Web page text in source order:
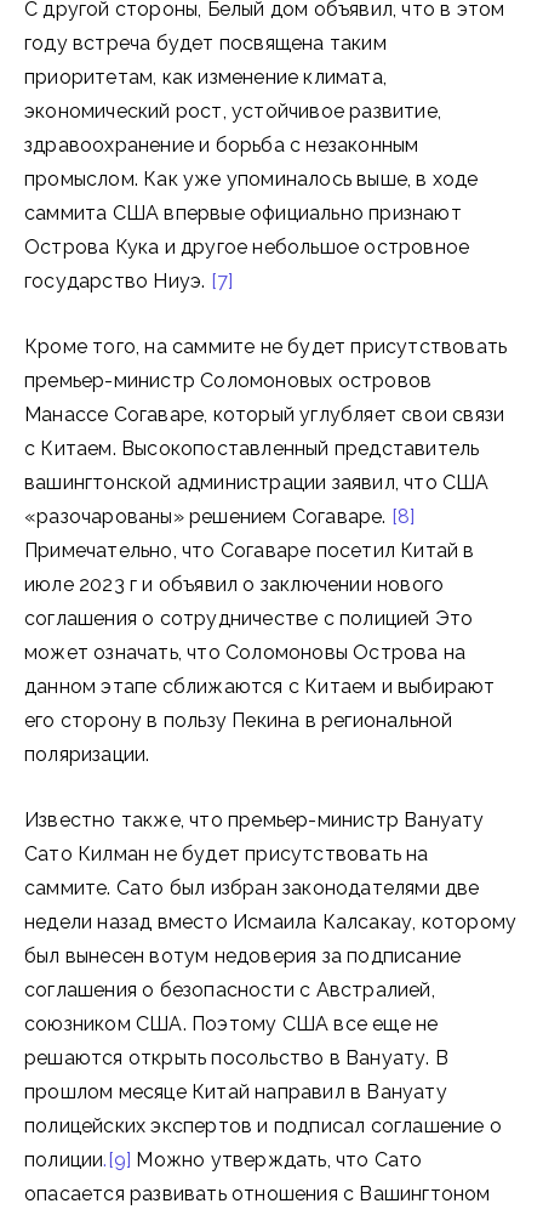
С другой стороны, Белый дом объявил, что в этом
году встреча будет посвящена таким
приоритетам, как изменение климата,
экономический рост, устойчивое развитие,
здравоохранение и борьба с незаконным
промыслом. Как уже упоминалось выше, в ходе
саммита США впервые официально признают
Острова Кука и другое небольшое островное
государство Ниуэ. [7]
Кроме того, на саммите не будет присутствовать
премьер-министр Соломоновых островов
Манассе Согаваре, который углубляет свои связи
с Китаем. Высокопоставленный представитель
вашингтонской администрации заявил, что США
«разочарованы» решением Согаваре. [8]
Примечательно, что Согаваре посетил Китай в
июле 2023 г и объявил о заключении нового
соглашения о сотрудничестве с полицией Это
может означать, что Соломоновы Острова на
данном этапе сближаются с Китаем и выбирают
его сторону в пользу Пекина в региональной
поляризации.
Известно также, что премьер-министр Вануату
Сато Килман не будет присутствовать на
саммите. Сато был избран законодателями две
недели назад вместо Исмаила Калсакау, которому
был вынесен вотум недоверия за подписание
соглашения о безопасности с Австралией,
союзником США. Поэтому США все еще не
решаются открыть посольство в Вануату. В
прошлом месяце Китай направил в Вануату
полицейских экспертов и подписал соглашение о
полиции.[9] Можно утверждать, что Сато
опасается развивать отношения с Вашингтоном